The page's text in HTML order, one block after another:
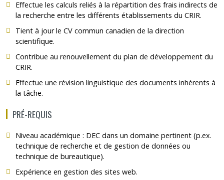
Effectue les calculs reliés à la répartition des frais indirects de
la recherche entre les différents établissements du CRIR.
Tient à jour le CV commun canadien de la direction
scientifique.
Contribue au renouvellement du plan de développement du
CRIR.
Effectue une révision linguistique des documents inhérents à
la tâche.
PRÉ-REQUIS
Niveau académique : DEC dans un domaine pertinent (p.ex.
technique de recherche et de gestion de données ou
technique de bureautique).
Expérience en gestion des sites web.